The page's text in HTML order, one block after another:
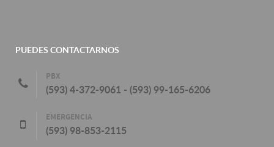
PUEDES CONTACTARNOS
PBX
(593) 4-372-9061 - (593) 99-165-6206
EMERGENCIA
(593) 98-853-2115